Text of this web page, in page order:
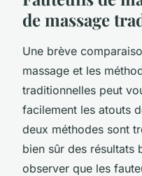
de massage
Une brève
massage et les
traditionnelles peut
facilement les atouts
deux méthodes sont
bien sûr des résultats
observer que les